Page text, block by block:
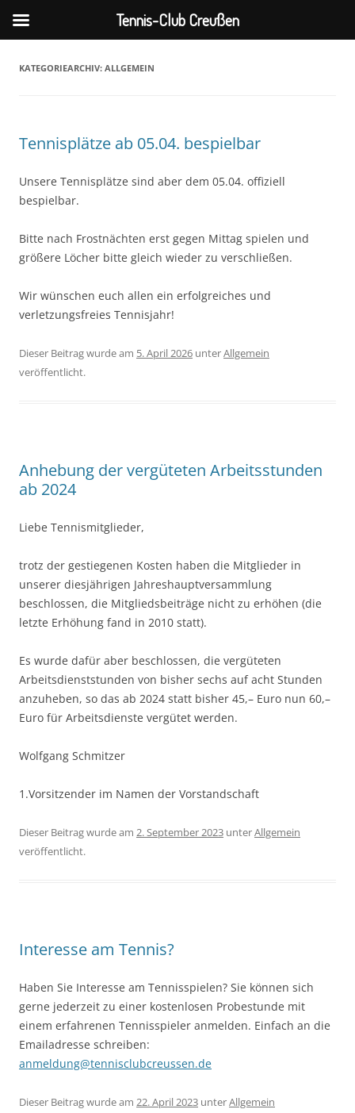
Zum
springen
KATEGORIEARCHIV: ALLGEMEIN
Tennisplätze ab 05.04. bespielbar
Unsere Tennisplätze sind aber dem 05.04. offiziell
bespielbar.
Bitte nach Frostnächten erst gegen Mittag spielen und
größere Löcher bitte gleich wieder zu verschließen.
Wir wünschen euch allen ein erfolgreiches und
verletzungsfreies Tennisjahr!
Dieser Beitrag wurde am 5. April 2026 unterAllgemein
veröffentlicht.
Anhebung der vergüteten Arbeitsstunden
ab 2024
Liebe Tennismitglieder,
trotz der gestiegenen Kosten haben die Mitglieder in
unserer diesjährigen Jahreshauptversammlung
beschlossen, die Mitgliedsbeiträge nicht zu erhöhen (die
letzte Erhöhung fand in 2010 statt).
Es wurde dafür aber beschlossen, die vergüteten
Arbeitsdienststunden von bisher sechs auf acht Stunden
anzuheben, so das ab 2024 statt bisher 45,– Euro nun 60,–
Euro für Arbeitsdienste vergütet werden.
Wolfgang Schmitzer
1.Vorsitzender im Namen der Vorstandschaft
Dieser Beitrag wurde am 2. September 2023 unterAllgemein
veröffentlicht.
Interesse am Tennis?
Haben Sie Interesse am Tennisspielen? Sie können sich
gerne jederzeit zu einer kostenlosen Probestunde mit
einem erfahrenen Tennisspieler anmelden. Einfach an die
Emailadresse schreiben:
anmeldung@tennisclubcreussen.de
Dieser Beitrag wurde am 22. April 2023 unterAllgemein
Tennis-Club Creußen